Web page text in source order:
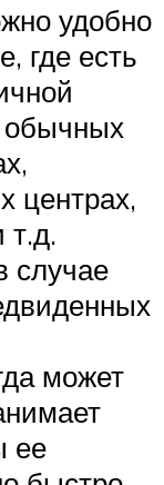
удобно
где есть
обычных
центрах,
т.д.
случае
может
ее